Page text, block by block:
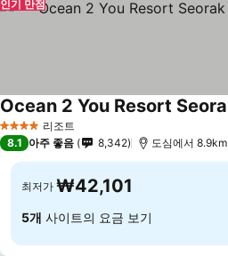
인기 만점
4 성급 리조트
8.1 아주 좋음 8,342 도심에서 8.9km
최저가 ₩42,101
5개 사이트의 요금 보기